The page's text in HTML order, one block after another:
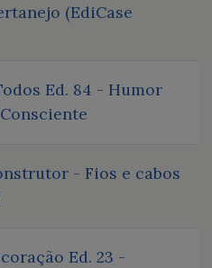
(EdiCase
Ed. 84 - Humor
- Fios e cabos
Ed. 23 -